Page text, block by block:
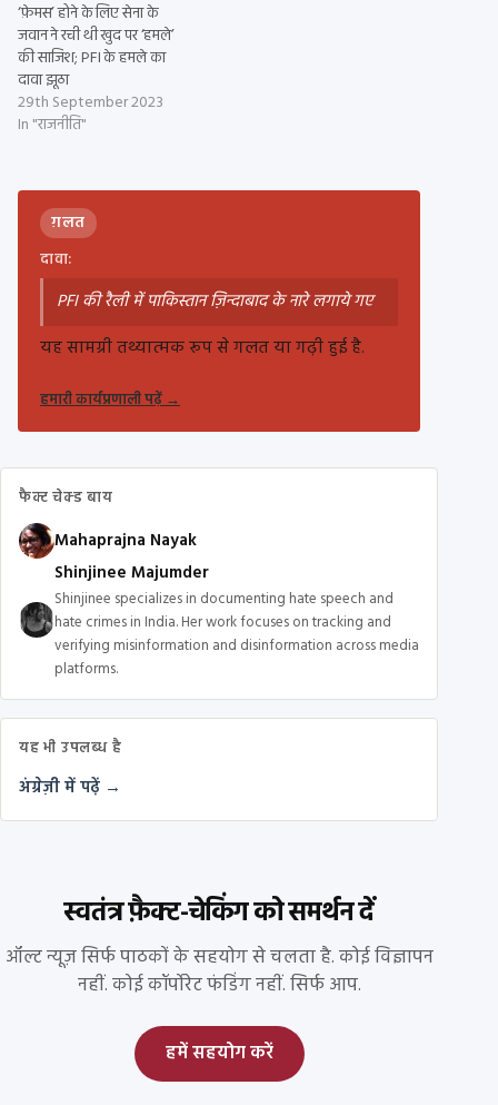
‘फ़ेमस’ होने के लिए सेना के
जवान ने रची थी खुद पर ‘हमले’
की साजिश; PFI के हमले का
दावा झूठा
29th September 2023
In "राजनीति"
ग़लत
दावा:
PFI की रैली में पाकिस्तान ज़िन्दाबाद के नारे लगाये गए
यह सामग्री तथ्यात्मक रूप से गलत या गढ़ी हुई है.
हमारी कार्यप्रणाली पढ़ें→
फैक्ट चेक्ड बाय
Mahaprajna Nayak
Shinjinee Majumder
Shinjinee specializes in documenting hate speech and
hate crimes in India. Her work focuses on tracking and
verifying misinformation and disinformation across media
platforms.
यह भी उपलब्ध है
अंग्रेज़ी में पढ़ें →
स्वतंत्र फ़ैक्ट-चेकिंग को समर्थन दें
ऑल्ट न्यूज़ सिर्फ पाठकों के सहयोग से चलता है. कोई विज्ञापन
नहीं. कोई कॉर्पोरेट फंडिंग नहीं. सिर्फ आप.
हमें सहयोग करें